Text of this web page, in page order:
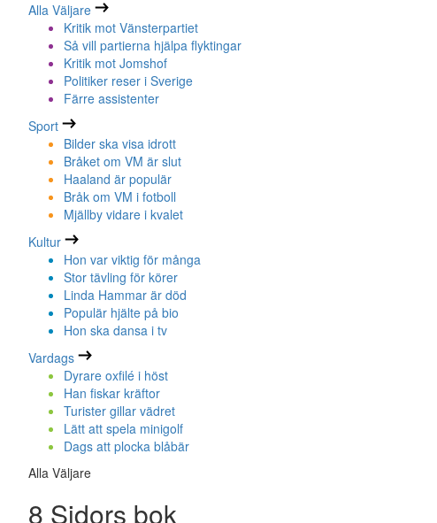
Alla Väljare
Kritik mot Vänsterpartiet
Så vill partierna hjälpa flyktingar
Kritik mot Jomshof
Politiker reser i Sverige
Färre assistenter
Sport
Bilder ska visa idrott
Bråket om VM är slut
Haaland är populär
Bråk om VM i fotboll
Mjällby vidare i kvalet
Kultur
Hon var viktig för många
Stor tävling för körer
Linda Hammar är död
Populär hjälte på bio
Hon ska dansa i tv
Vardags
Dyrare oxfilé i höst
Han fiskar kräftor
Turister gillar vädret
Lätt att spela minigolf
Dags att plocka blåbär
Alla Väljare
8 Sidors bok